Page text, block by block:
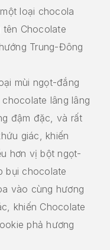
loại chocola
tên Chocolate
Trung-Đông
mùi ngọt-đắng
lâng lâng
đậm đặc, và rất
giác, khiến
hơn vị bột ngọt-
bụi chocolate
vào cùng hương
khiến Chocolate
phả hương